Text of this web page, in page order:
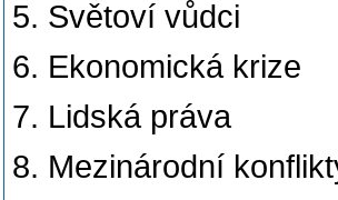
5. Světoví vůdci
6. Ekonomická krize
7. Lidská práva
8. Mezinárodní